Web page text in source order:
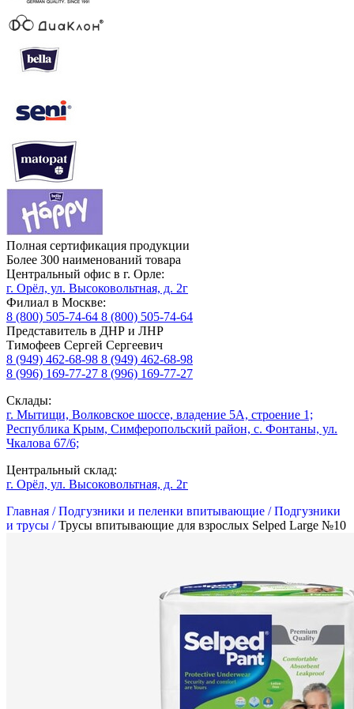
Полная сертификация продукции
Более 300 наименований товара
Центральный офис в г. Орле:
г. Орёл, ул. Высоковольтная, д. 2г
Филиал в Москве:
8 (800) 505-74-64 8 (800) 505-74-64
Представитель в ДНР и ЛНР
Тимофеев Сергей Сергеевич
8 (949) 462-68-98 8 (949) 462-68-98
8 (996) 169-77-27 8 (996) 169-77-27
Склады:
г. Мытищи, Волковское шоссе, владение 5А, строение 1;
Республика Крым, Симферопольский район, с. Фонтаны, ул.
Чкалова 67/6;
Центральный склад:
г. Орёл, ул. Высоковольтная, д. 2г
Главная /Подгузники и пеленки впитывающие /Подгузники
и трусы /Трусы впитывающие для взрослых Selped Large №10